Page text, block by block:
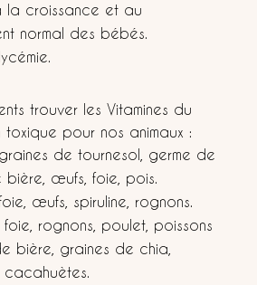
la croissance et au
normal des bébés.
trouver les Vitamines du
toxique pour nos animaux :
de tournesol, germe de
bière, œufs, foie, pois.
œufs, spiruline, rognons.
foie, rognons, poulet, poissons
bière, graines de chia,
cacahuètes.